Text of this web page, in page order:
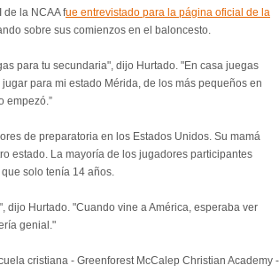
de la NCAA fue entrevistado para la página oficial de la
sobre sus comienzos en el baloncesto.
para tu secundaria", dijo Hurtado. "En casa juegas
para mi estado Mérida, de los más pequeños en
empezó.”
de preparatoria en los Estados Unidos. Su mamá
estado. La mayoría de los jugadores participantes
solo tenía 14 años.
dijo Hurtado. "Cuando vine a América, esperaba ver
genial."
cristiana - Greenforest McCalep Christian Academy -